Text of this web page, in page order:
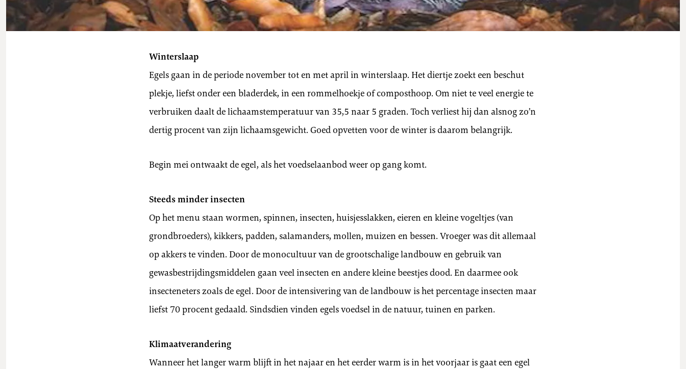
Winterslaap
Egels gaan in de periode november tot en met april in winterslaap. Het diertje zoekt een beschut
plekje, liefst onder een bladerdek, in een rommelhoekje of composthoop. Om niet te veel energie te
verbruiken daalt de lichaamstemperatuur van 35,5 naar 5 graden. Toch verliest hij dan alsnog zo’n
dertig procent van zijn lichaamsgewicht. Goed opvetten voor de winter is daarom belangrijk.
Begin mei ontwaakt de egel, als het voedselaanbod weer op gang komt.
Steeds minder insecten
Op het menu staan wormen, spinnen, insecten, huisjesslakken, eieren en kleine vogeltjes (van
grondbroeders), kikkers, padden, salamanders, mollen, muizen en bessen. Vroeger was dit allemaal
op akkers te vinden. Door de monocultuur van de grootschalige landbouw en gebruik van
gewasbestrijdingsmiddelen gaan veel insecten en andere kleine beestjes dood. En daarmee ook
insecteneters zoals de egel. Door de intensivering van de landbouw is het percentage insecten maar
liefst 70 procent gedaald. Sindsdien vinden egels voedsel in de natuur, tuinen en parken.
Klimaatverandering
Wanneer het langer warm blijft in het najaar en het eerder warm is in het voorjaar is gaat een egel